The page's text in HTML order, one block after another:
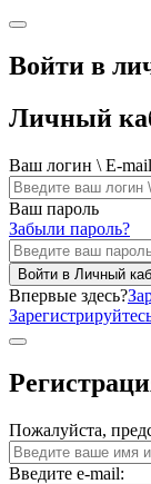
Войти в
Личный
Ваш логин \ E-mail
Ваш пароль
Забыли пароль?
Войти в Личный
Впервые здесь?
Пожалуйста,
Введите e-mail: